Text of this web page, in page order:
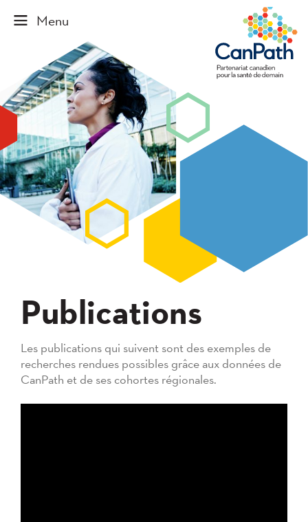
Publications
Les publications qui suivent sont des exemples de
recherches rendues possibles grâce aux données de
CanPath et de ses cohortes régionales.